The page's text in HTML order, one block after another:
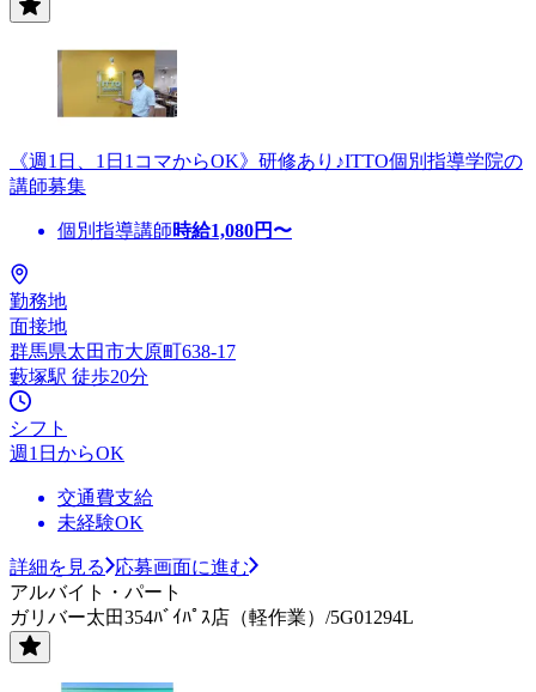
《週1日、1日1コマからOK》研修あり♪ITTO個別指導学院の
講師募集
個別指導講師時給1,080円〜
勤務地
面接地
群馬県太田市大原町638-17
藪塚駅 徒歩20分
シフト
週1日からOK
交通費支給
未経験OK
詳細を見る
応募画面に進む
アルバイト・パート
ガリバー太田354ﾊﾞｲﾊﾟｽ店（軽作業）/5G01294L